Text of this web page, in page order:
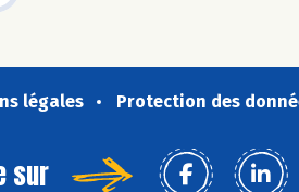
légales Protection des
sur